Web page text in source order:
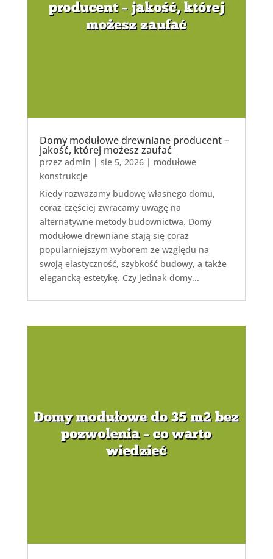
Domy modułowe drewniane producent –
jakość, której możesz zaufać
przez admin | sie 5, 2026| modułowe
konstrukcje
Kiedy rozważamy budowę własnego domu,
coraz częściej zwracamy uwagę na
alternatywne metody budownictwa. Domy
modułowe drewniane stają się coraz
popularniejszym wyborem ze względu na
swoją elastyczność, szybkość budowy, a także
elegancką estetykę. Czy jednak domy...